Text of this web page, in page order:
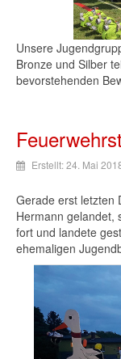
Unsere
Bronze und Silber
bevorstehenden
Erstellt: 24. Mai
Gerade erst letzten
Hermann gelandet,
fort und landete
ehemaligen